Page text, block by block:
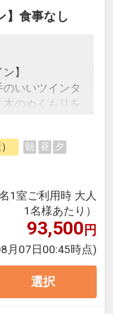
】食事なし
】
いいツインタ
木のぬくもりを
デザインは、
ごしいただけ
朝 昼 夕
1室ご利用時 大人
1名様あたり）
93,500円
月07日00:45時点)
選択